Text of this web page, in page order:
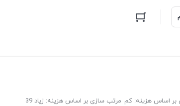
39
بر اساس هزینه: کم مرتب سازی بر اساس هزینه: زیاد